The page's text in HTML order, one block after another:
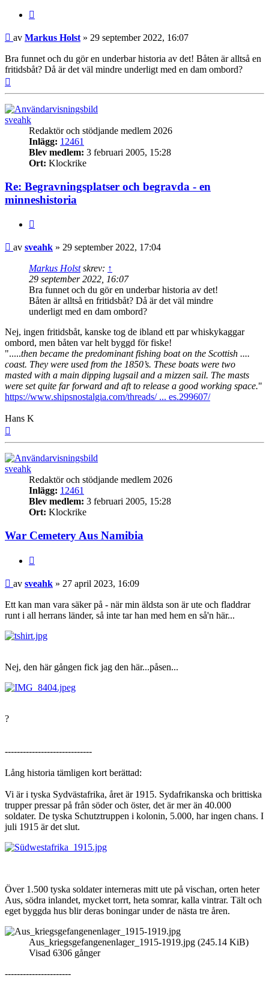
Inlägg
av Markus Holst » 29 september 2022, 16:07
Bra funnet och du gör en underbar historia av det! Båten är alltså en
fritidsbåt? Då är det väl mindre underligt med en dam ombord?
sveahk
Redaktör och stödjande medlem 2026
Inlägg: 12461
Blev medlem: 3 februari 2005, 15:28
Ort: Klockrike
Re: Begravningsplatser och begravda - en
minneshistoria
Inlägg
av sveahk » 29 september 2022, 17:04
Markus Holstskrev: ↑
29 september 2022, 16:07
Bra funnet och du gör en underbar historia av det!
Båten är alltså en fritidsbåt? Då är det väl mindre
underligt med en dam ombord?
Nej, ingen fritidsbåt, kanske tog de ibland ett par whiskykaggar
ombord, men båten var helt byggd för fiske!
".....then became the predominant fishing boat on the Scottish ....
coast. They were used from the 1850’s. These boats were two
masted with a main dipping lugsail and a mizzen sail. The masts
were set quite far forward and aft to release a good working space."
https://www.shipsnostalgia.com/threads/ ... es.299607/
Hans K
sveahk
Redaktör och stödjande medlem 2026
Inlägg: 12461
Blev medlem: 3 februari 2005, 15:28
Ort: Klockrike
War Cemetery Aus Namibia
Inlägg
av sveahk » 27 april 2023, 16:09
Ett kan man vara säker på - när min äldsta son är ute och fladdrar
runt i all herrans länder, så inte tar han med hem en så'n här...
Nej, den här gången fick jag den här...påsen...
?
-----------------------------
Lång historia tämligen kort berättad:
Vi är i tyska Sydvästafrika, året är 1915. Sydafrikanska och brittiska
trupper pressar på från söder och öster, det är mer än 40.000
soldater. De tyska Schutztruppen i kolonin, 5.000, har ingen chans. I
juli 1915 är det slut.
Över 1.500 tyska soldater interneras mitt ute på vischan, orten heter
Aus, södra inlandet, mycket torrt, heta somrar, kalla vintrar. Tält och
eget byggda hus blir deras boningar under de nästa tre åren.
Aus_kriegsgefangenenlager_1915-1919.jpg (245.14 KiB)
Visad 6306 gånger
----------------------